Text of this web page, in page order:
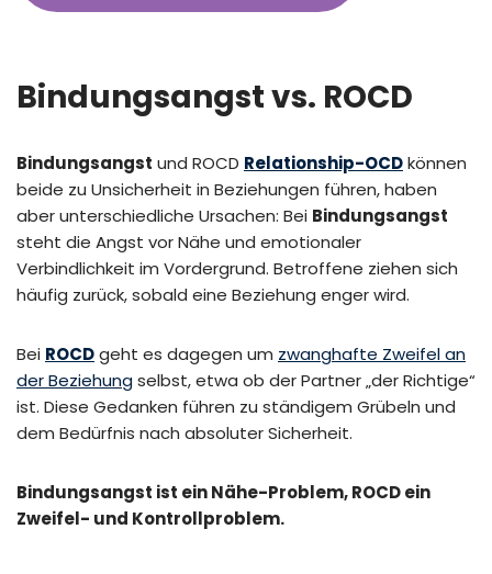
Bindungsangst vs. ROCD
Bindungsangst und ROCD Relationship-OCDkönnen
beide zu Unsicherheit in Beziehungen führen, haben
aber unterschiedliche Ursachen: Bei Bindungsangst
steht die Angst vor Nähe und emotionaler
Verbindlichkeit im Vordergrund. Betroffene ziehen sich
häufig zurück, sobald eine Beziehung enger wird.
Bei ROCDgeht es dagegen um zwanghafte Zweifel an
der Beziehungselbst, etwa ob der Partner „der Richtige“
ist. Diese Gedanken führen zu ständigem Grübeln und
dem Bedürfnis nach absoluter Sicherheit.
Bindungsangst ist ein Nähe-Problem, ROCD ein
Zweifel- und Kontrollproblem.